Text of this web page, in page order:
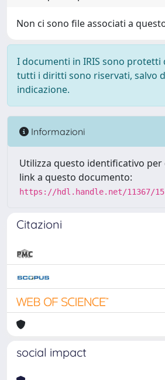
Non ci sono file associati a
I documenti in IRIS sono protetti
tutti i diritti sono riservati, salvo
indicazione.
Informazioni
Utilizza questo identificativo
link a questo documento:
https://hdl.handle.net/11367/
Citazioni
social impact